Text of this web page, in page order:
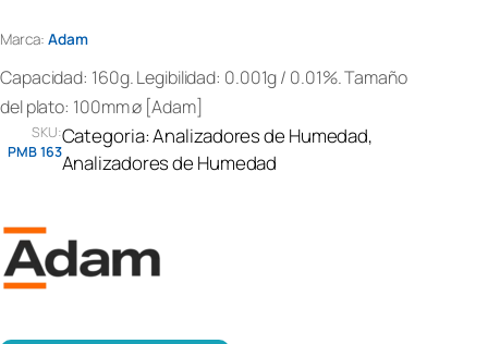
Marca: Adam
Capacidad: 160g. Legibilidad: 0.001g / 0.01%. Tamaño
del plato: 100mm ø [Adam]
SKU:
PMB 163
Categoria:Analizadores de Humedad
Analizadores de Humedad